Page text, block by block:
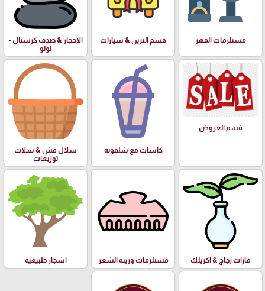
مستلزمات المهر قسم التزين & سيارات
الاحجار & صدف كرستال -
لولو
قسم العروض
كاسات مع شلمونة
سلال قش & سلات
توزيعات
فازات زجاج & اكريلك مستلزمات وزينة الشعر اشجار طبيعية